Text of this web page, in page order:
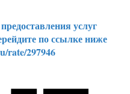
услуг
по ссылке ниже
rate/297946